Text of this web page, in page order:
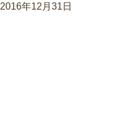
2016年12月31日